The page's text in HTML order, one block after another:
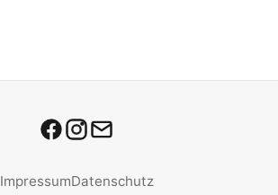
ImpressumDatenschutz